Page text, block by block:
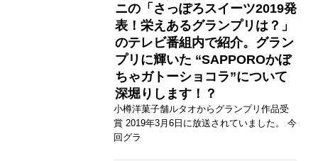
ニの「さっぽろスイーツ2019発
表！栄えあるグランプリは？」
のテレビ番組内で紹介。グラン
プリに輝いた “SAPPOROかぼ
ちゃガトーショコラ”について
深堀りします！？
小樽洋菓子舗ルタオからグランプリ作品受
賞 2019年3月6日に放送されていました。 今
回グラ